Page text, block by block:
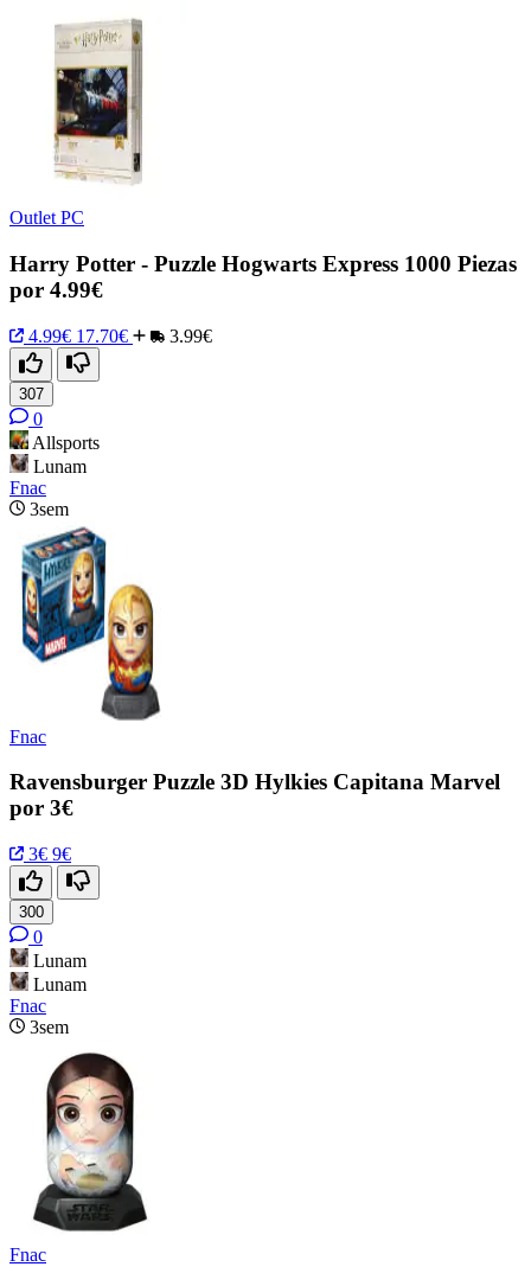
Outlet PC
Harry Potter - Puzzle Hogwarts Express 1000 Piezas
por 4.99€
4.99€ 17.70€ 3.99€
307
0
Allsports
Lunam
Fnac
3sem
Fnac
Ravensburger Puzzle 3D Hylkies Capitana Marvel
por 3€
3€ 9€
300
0
Lunam
Lunam
Fnac
3sem
Fnac